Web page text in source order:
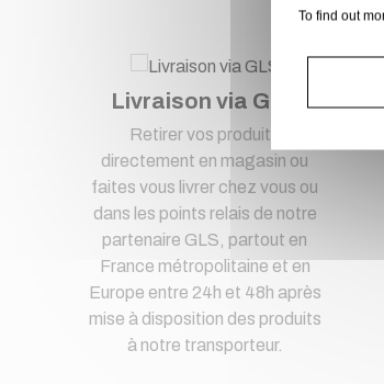
Livraison via GLS
Retirer vos produits
directement en magasin ou
faites vous livrer chez vous ou
dans les points relais de notre
partenaire GLS, partout en
France métropolitaine et en
Europe entre 24h et 48h après
mise à disposition des produits
à notre transporteur.
To find out